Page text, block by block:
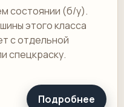
состоянии (б/у).
этого класса
с отдельной
спецкраску.
Подробнее